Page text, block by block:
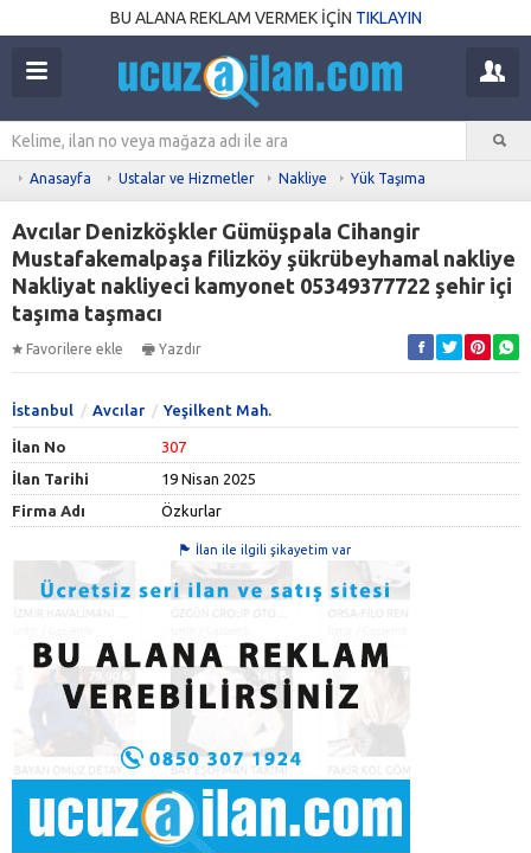
BU ALANA REKLAM VERMEK İÇİN TIKLAYIN
Anasayfa Ustalar ve Hizmetler Nakliye Yük Taşıma
Avcılar Denizköşkler Gümüşpala Cihangir
Mustafakemalpaşa filizköy şükrübeyhamal nakliye
Nakliyat nakliyeci kamyonet 05349377722 şehir içi
taşıma taşmacı
Favorilere ekle Yazdır
İstanbul Avcılar Yeşilkent Mah.
İlan No
307
İlan Tarihi
19 Nisan 2025
Firma Adı
Özkurlar
İlan ile ilgili şikayetim var